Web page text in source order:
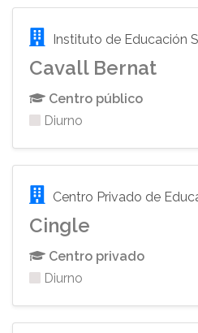
Instituto de Educación
Cavall Bernat
Centro público
Diurno
Centro Privado de
Cingle
Centro privado
Diurno